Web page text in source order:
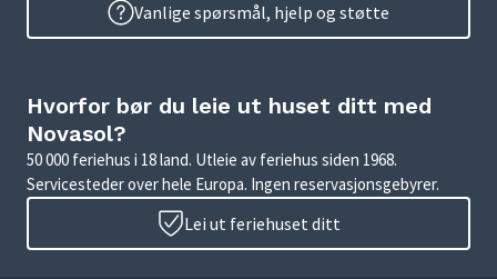
Vanlige spørsmål, hjelp og støtte
Hvorfor bør du leie ut huset ditt med
Novasol?
50 000 feriehus i 18 land. Utleie av feriehus siden 1968.
Servicesteder over hele Europa. Ingen reservasjonsgebyrer.
Lei ut feriehuset ditt